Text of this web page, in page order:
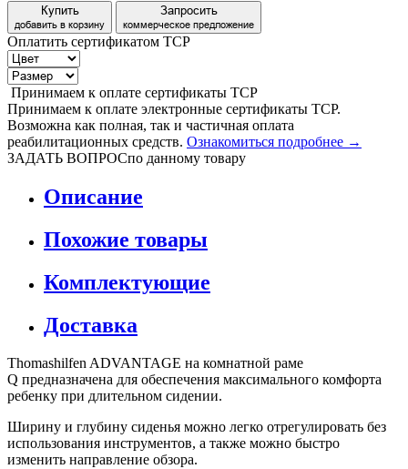
Купить
добавить в корзину
Запросить
коммерческое предложение
Оплатить сертификатом ТСР
Принимаем к оплате сертификаты ТСР
Принимаем к оплате электронные сертификаты ТСР.
Возможна как полная, так и частичная оплата
реабилитационных средств. Ознакомиться подробнее →
ЗАДАТЬ ВОПРОСпо данному товару
Описание
Похожие товары
Комплектующие
Доставка
Thomashilfen ADVANTAGE на комнатной раме
Q предназначена для обеспечения максимального комфорта
ребенку при длительном сидении.
Ширину и глубину сиденья можно легко отрегулировать без
использования инструментов, а также можно быстро
изменить направление обзора.